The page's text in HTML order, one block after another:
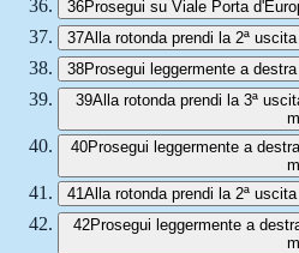
36Prosegui su Viale Porta
37Alla rotonda prendi la 2ª
38Prosegui leggermente a
39Alla rotonda prendi la 3ª
m
40Prosegui leggermente a
m
41Alla rotonda prendi la 2ª
42Prosegui leggermente a
m